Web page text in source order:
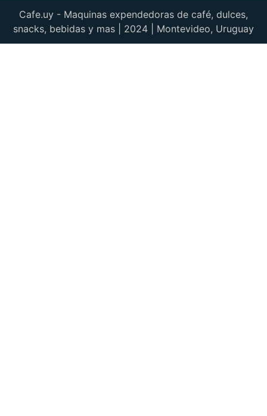
Cafe.uy - Maquinas expendedoras de café, dulces,
snacks, bebidas y mas | 2024 | Montevideo, Uruguay